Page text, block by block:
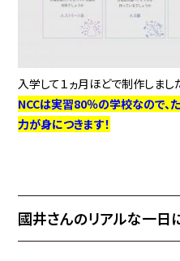
入学して１ヵ月ほどで制作しまし
NCCは実習80％の学校なので、
力が身につきます！
國井さんのリアルな一日